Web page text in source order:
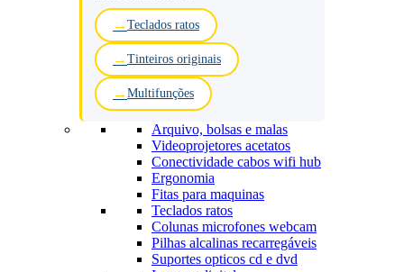
Teclados ratos
Tinteiros originais
Multifunções
Arquivo, bolsas e malas
Videoprojetores acetatos
Conectividade cabos wifi hub
Ergonomia
Fitas para maquinas
Teclados ratos
Colunas microfones webcam
Pilhas alcalinas recarregáveis
Suportes opticos cd e dvd